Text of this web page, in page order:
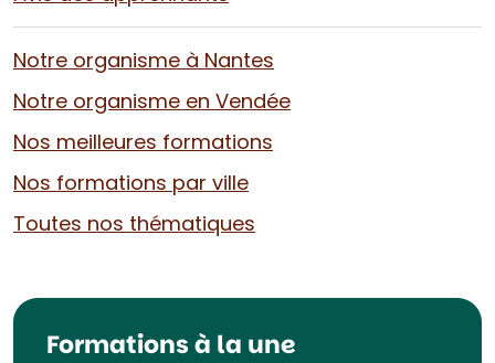
Notre organisme à Nantes
Notre organisme en Vendée
Nos meilleures formations
Nos formations par ville
Toutes nos thématiques
Formations à la une